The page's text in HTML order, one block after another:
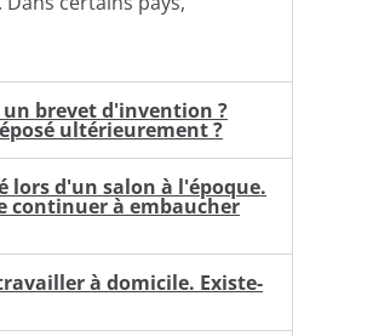
brevet d'invention ?
ultérieurement ?
lors d'un salon à l'époque.
continuer à embaucher
à domicile. Existe-